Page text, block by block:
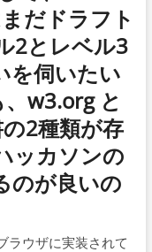
だドラフト
2とレベル3
を伺いたい
w3.org と
2種類が存
ッカソンの
のが良いの
ラウザに実装されて